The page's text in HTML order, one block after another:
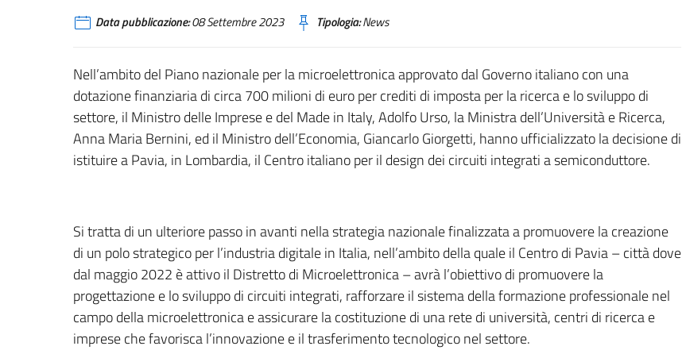
Data pubblicazione:08 Settembre 2023 Tipologia:News
Nell’ambito del Piano nazionale per la microelettronica approvato dal Governo italiano con una
dotazione finanziaria di circa 700 milioni di euro per crediti di imposta per la ricerca e lo sviluppo di
settore, il Ministro delle Imprese e del Made in Italy, Adolfo Urso, la Ministra dell’Università e Ricerca,
Anna Maria Bernini, ed il Ministro dell’Economia, Giancarlo Giorgetti, hanno ufficializzato la decisione di
istituire a Pavia, in Lombardia, il Centro italiano per il design dei circuiti integrati a semiconduttore.
Si tratta di un ulteriore passo in avanti nella strategia nazionale finalizzata a promuovere la creazione
di un polo strategico per l’industria digitale in Italia, nell’ambito della quale il Centro di Pavia – città dove
dal maggio 2022 è attivo il Distretto di Microelettronica – avrà l’obiettivo di promuovere la
progettazione e lo sviluppo di circuiti integrati, rafforzare il sistema della formazione professionale nel
campo della microelettronica e assicurare la costituzione di una rete di università, centri di ricerca e
imprese che favorisca l’innovazione e il trasferimento tecnologico nel settore.